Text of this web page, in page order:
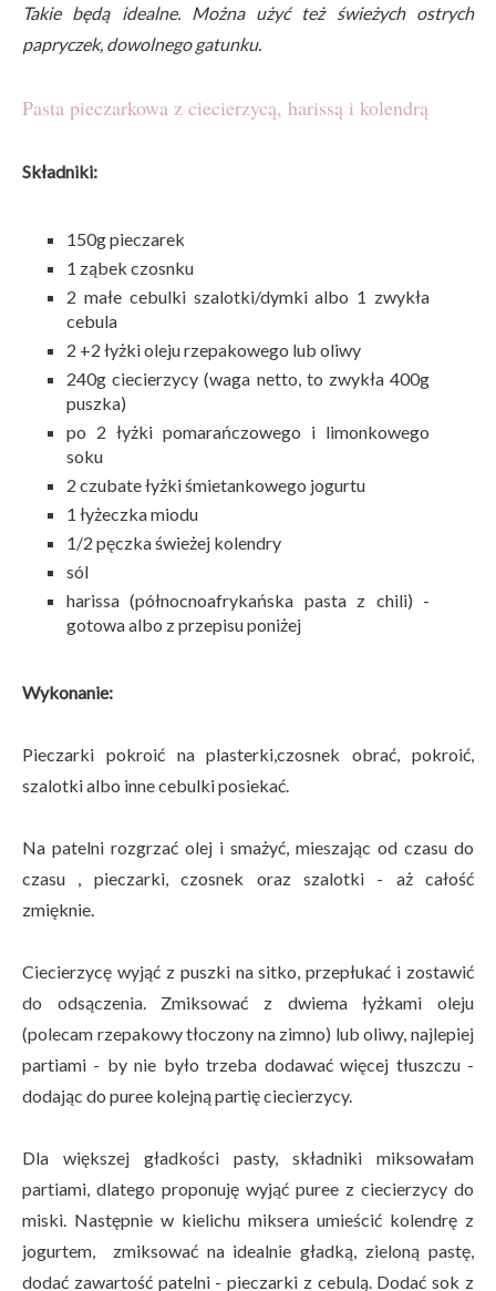
Takie będą idealne. Można użyć też świeżych ostrych
papryczek, dowolnego gatunku.
Pasta pieczarkowa z ciecierzycą, harissą i kolendrą
Składniki:
150g pieczarek
1 ząbek czosnku
2 małe cebulki szalotki/dymki albo 1 zwykła
cebula
2 +2 łyżki oleju rzepakowego lub oliwy
240g ciecierzycy (waga netto, to zwykła 400g
puszka)
po 2 łyżki pomarańczowego i limonkowego
soku
2 czubate łyżki śmietankowego jogurtu
1 łyżeczka miodu
1/2 pęczka świeżej kolendry
sól
harissa (północnoafrykańska pasta z chili) -
gotowa albo z przepisu poniżej
Wykonanie:
Pieczarki pokroić na plasterki,czosnek obrać, pokroić,
szalotki albo inne cebulki posiekać.
Na patelni rozgrzać olej i smażyć, mieszając od czasu do
czasu , pieczarki, czosnek oraz szalotki - aż całość
zmięknie.
Ciecierzycę wyjąć z puszki na sitko, przepłukać i zostawić
do odsączenia. Zmiksować z dwiema łyżkami oleju
(polecam rzepakowy tłoczony na zimno) lub oliwy, najlepiej
partiami - by nie było trzeba dodawać więcej tłuszczu -
dodając do puree kolejną partię ciecierzycy.
Dla większej gładkości pasty, składniki miksowałam
partiami, dlatego proponuję wyjąć puree z ciecierzycy do
miski. Następnie w kielichu miksera umieścić kolendrę z
jogurtem, zmiksować na idealnie gładką, zieloną pastę,
dodać zawartość patelni - pieczarki z cebulą. Dodać sok z